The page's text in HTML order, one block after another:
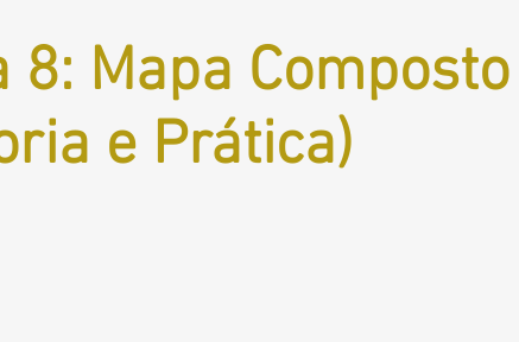
8: Mapa Composto
e Prática)